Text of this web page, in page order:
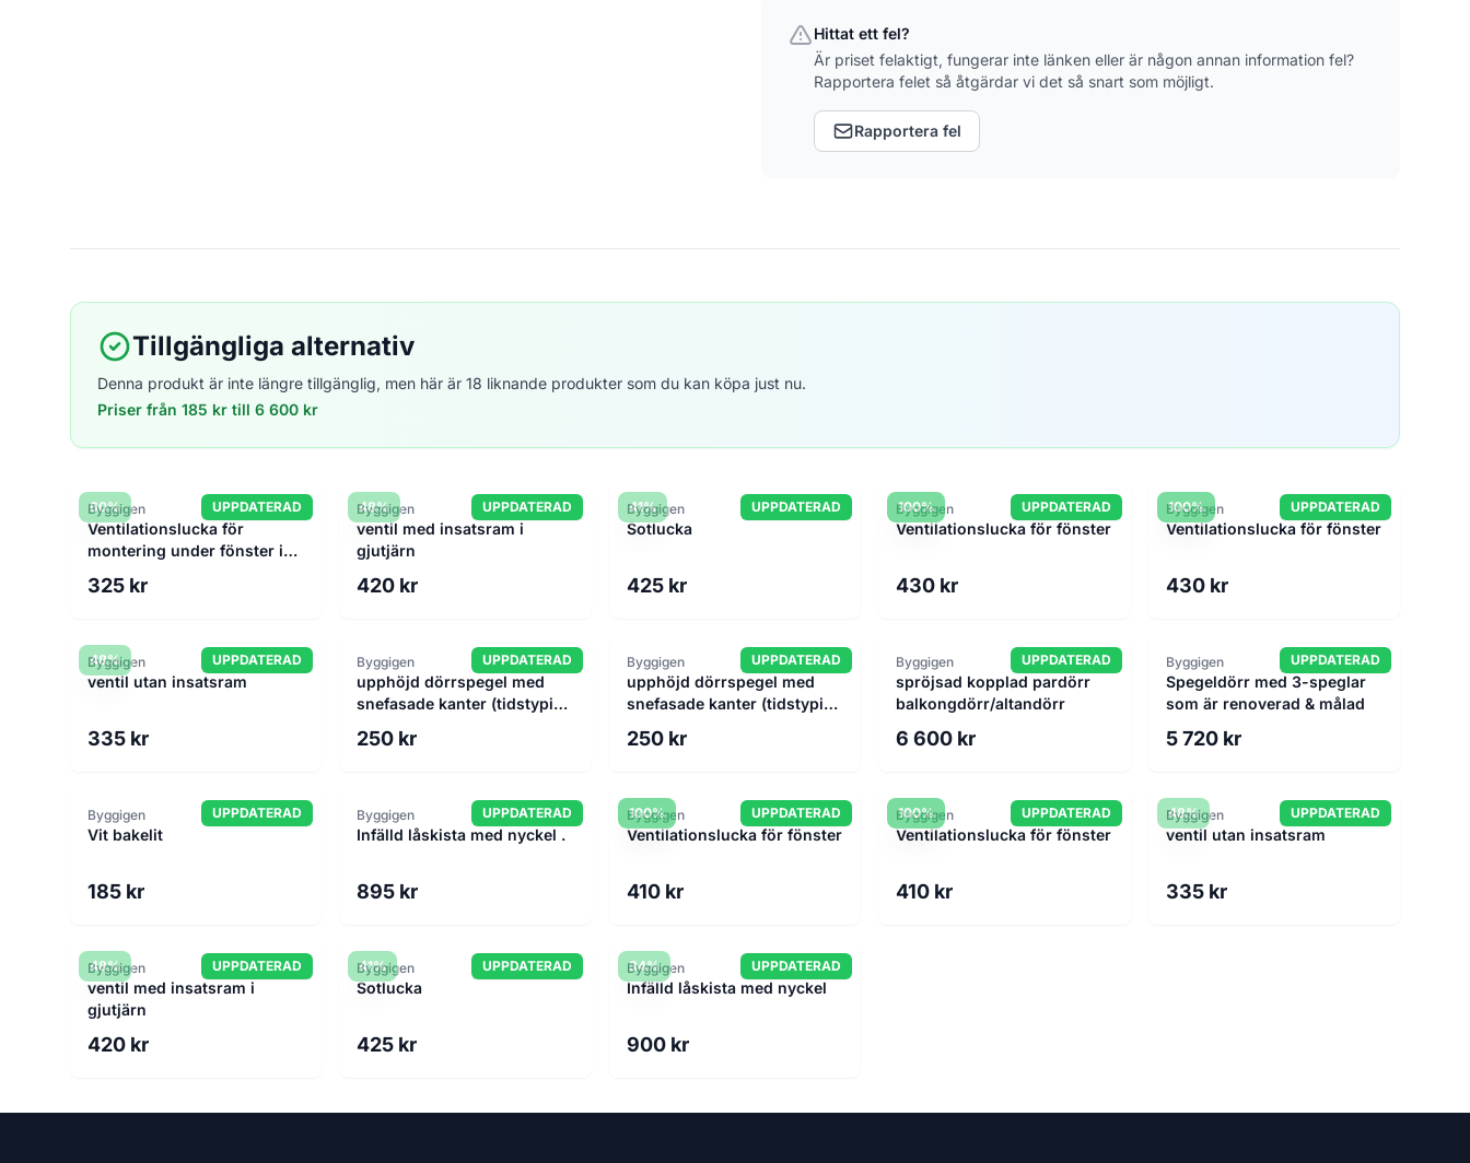
Hittat ett fel?
Är priset felaktigt, fungerar inte länken eller är någon annan information fel?
Rapportera felet så åtgärdar vi det så snart som möjligt.
Rapportera fel
Tillgängliga alternativ
Denna produkt är inte längre tillgänglig, men här är 18 liknande produkter som du kan köpa just nu.
Priser från 185 kr till 6 600 kr
UPPDATERAD
60%
Byggigen
Ventilationslucka för
montering under fönster i
325 kr
UPPDATERAD
48%
Byggigen
ventil med insatsram i
gjutjärn
420 kr
UPPDATERAD
41%
Byggigen
Sotlucka
425 kr
UPPDATERAD
100%
Byggigen
Ventilationslucka för fönster
430 kr
UPPDATERAD
100%
Byggigen
Ventilationslucka för fönster
430 kr
UPPDATERAD
48%
Byggigen
ventil utan insatsram
335 kr
UPPDATERAD
Byggigen
upphöjd dörrspegel med
snefasade kanter (tidstypisk
250 kr
UPPDATERAD
Byggigen
upphöjd dörrspegel med
snefasade kanter (tidstypisk
250 kr
UPPDATERAD
Byggigen
spröjsad kopplad pardörr
balkongdörr/altandörr
6 600 kr
UPPDATERAD
Byggigen
Spegeldörr med 3-speglar
som är renoverad & målad
5 720 kr
UPPDATERAD
Byggigen
Vit bakelit
185 kr
UPPDATERAD
Byggigen
Infälld låskista med nyckel .
895 kr
UPPDATERAD
100%
Byggigen
Ventilationslucka för fönster
410 kr
UPPDATERAD
100%
Byggigen
Ventilationslucka för fönster
410 kr
UPPDATERAD
48%
Byggigen
ventil utan insatsram
335 kr
UPPDATERAD
48%
Byggigen
ventil med insatsram i
gjutjärn
420 kr
UPPDATERAD
41%
Byggigen
Sotlucka
425 kr
UPPDATERAD
34%
Byggigen
Infälld låskista med nyckel
900 kr